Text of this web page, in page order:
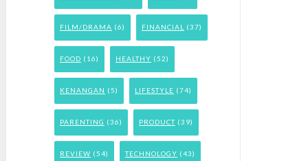
FILM/DRAMA (6) FINANCIAL (37)
FOOD (16) HEALTHY (52)
KENANGAN (5) LIFESTYLE (74)
PARENTING (36) PRODUCT (39)
REVIEW (54) TECHNOLOGY (43)